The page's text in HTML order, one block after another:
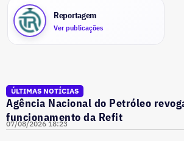
Reportagem
Ver publicações
ÚLTIMAS NOTÍCIAS
Agência Nacional do Petróleo
funcionamento da Refit
07/08/2026 18:23